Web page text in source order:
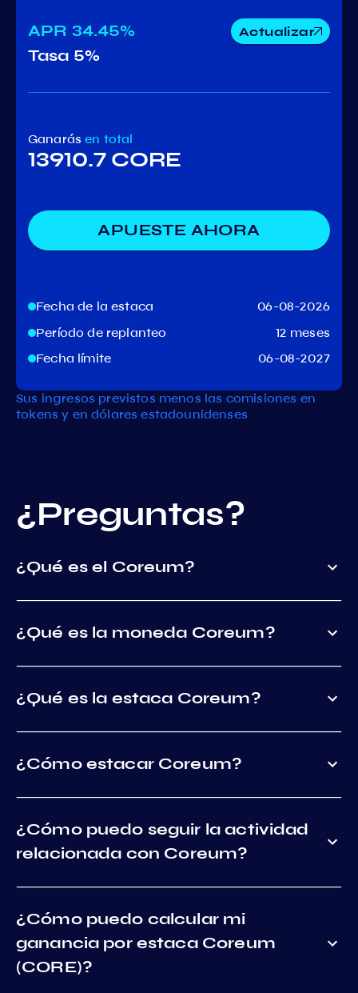
APR 34.45% Actualizar
Tasa 5%
Ganarás en total
13910.7 CORE
APUESTE AHORA
Fecha de la estaca
06-08-2026
Período de replanteo
12 meses
Fecha límite
06-08-2027
Sus ingresos previstos menos las comisiones en
tokens y en dólares estadounidenses
¿Preguntas?
¿Qué es el Coreum?
¿Qué es la moneda Coreum?
¿Qué es la estaca Coreum?
¿Cómo estacar Coreum?
¿Cómo puedo seguir la actividad
relacionada con Coreum?
¿Cómo puedo calcular mi
ganancia por estaca Coreum
(CORE)?